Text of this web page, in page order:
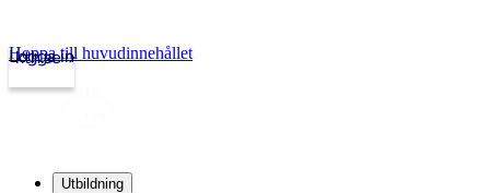
kth.se
Logga in
Hoppa till huvudinnehållet
Utbildning